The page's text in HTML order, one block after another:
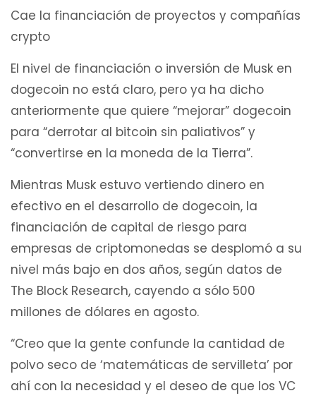
Cae la financiación de proyectos y compañías
crypto
El nivel de financiación o inversión de Musk en
dogecoin no está claro, pero ya ha dicho
anteriormente que quiere “mejorar” dogecoin
para “derrotar al bitcoin sin paliativos” y
“convertirse en la moneda de la Tierra”.
Mientras Musk estuvo vertiendo dinero en
efectivo en el desarrollo de dogecoin, la
financiación de capital de riesgo para
empresas de criptomonedas se desplomó a su
nivel más bajo en dos años, según datos de
The Block Research, cayendo a sólo 500
millones de dólares en agosto.
“Creo que la gente confunde la cantidad de
polvo seco de ‘matemáticas de servilleta’ por
ahí con la necesidad y el deseo de que los VC